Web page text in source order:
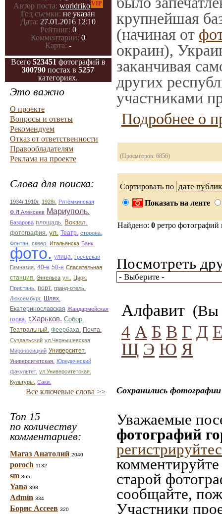
Автор поста: worldrikoVIP
Год съемки: не указан
Дата: 27.01.2016 12:10
Рейтинг: 0
Комментарии: 0
Карта: -
Всего 523451 фотографий в
300790 постах в5257
категориях.
Это важно
О проекте
Вопросы и ответы
Рекомендуем
Отказ от ответственности
Правообладателям
Реклама на проекте
Слова для поиска:
1934г.1910г. 1928г. Рлтёмкинская
Ф.Я.Алексеев Мариуполь.
Базарова площадь. Вокзал.
фотография. ул. Театр. сторона.
Фонтан. сквер. Итальянска Банк.
фото. улица. Греческая
Гимназия. 40-е 50-е Спасательная
станция.
Энгельса ул..
Цирк.
Пристань. порт. гранд-отель.
Люксембург.
Шлях.
Екатеринославская Жандармейская
горка. г.Харьков. Собор.
Театральный. Феербаха. Почта.
Суздальский ул.Чернышевская
Мироносицкий Университет.
Университетская.
Юредический
факультет. ул.Университетская.
Культуры. Саки.
Все ключевые слова >>
Топ 15
по количеству
комментариев:
Магаз Анатолий 2040
poroch 1132
sm 865
Yana 398
Admin 334
Борис Ассеев 320
крупнейшая
(начиная от
окраин),
заканчивая
других
участниками
Подробнее о
(Просмотров: 6856)
Сортировать по
Показать на ленте
Найдено: 0 ретро
Посмотреть
Алфавит (Вы
4 А Б В Г Д
Щ Э Ю Я
Сохранились
Уважаемые
фотографий
старой
сообщайте,
Участники